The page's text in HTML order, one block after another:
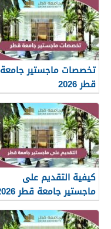
تخصصات ماجستير جامعة
قطر 2026
كيفية التقديم على
ماجستير جامعة قطر 2026